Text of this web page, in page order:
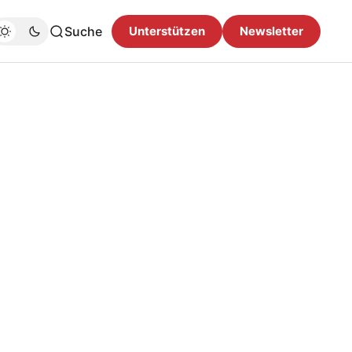
Suche Unterstützen Newsletter